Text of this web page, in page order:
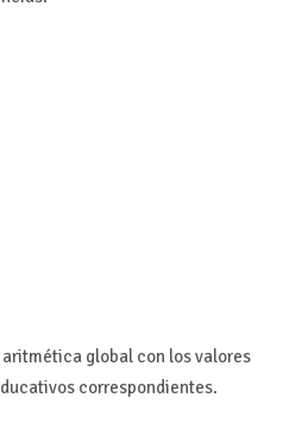
global con los valores
correspondientes.